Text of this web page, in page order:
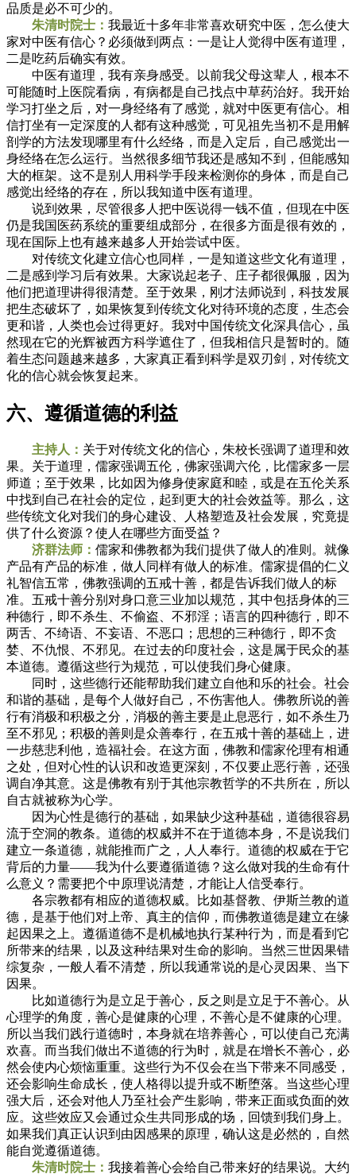
品质是必不可少的。
朱清时院士： 我最近十多年非常喜欢研究中医，怎么使大
家对中医有信心？必须做到两点：一是让人觉得中医有道理，
二是吃药后确实有效。
中医有道理，我有亲身感受。以前我父母这辈人，根本不
可能随时上医院看病，有病都是自己找点中草药治好。我开始
学习打坐之后，对一身经络有了感觉，就对中医更有信心。相
信打坐有一定深度的人都有这种感觉，可见祖先当初不是用解
剖学的方法发现哪里有什么经络，而是入定后，自己感觉出一
身经络在怎么运行。当然很多细节我还是感知不到，但能感知
大的框架。这不是别人用科学手段来检测你的身体，而是自己
感觉出经络的存在，所以我知道中医有道理。
说到效果，尽管很多人把中医说得一钱不值，但现在中医
仍是我国医药系统的重要组成部分，在很多方面是很有效的，
现在国际上也有越来越多人开始尝试中医。
对传统文化建立信心也同样，一是知道这些文化有道理，
二是感到学习后有效果。大家说起老子、庄子都很佩服，因为
他们把道理讲得很清楚。至于效果，刚才法师说到，科技发展
把生态破坏了，如果恢复到传统文化对待环境的态度，生态会
更和谐，人类也会过得更好。我对中国传统文化深具信心，虽
然现在它的光辉被西方科学遮住了，但我相信只是暂时的。随
着生态问题越来越多，大家真正看到科学是双刃剑，对传统文
化的信心就会恢复起来。
六、遵循道德的利益
主持人： 关于对传统文化的信心，朱校长强调了道理和效
果。关于道理，儒家强调五伦，佛家强调六伦，比儒家多一层
师道；至于效果，比如因为修身使家庭和睦，或是在五伦关系
中找到自己在社会的定位，起到更大的社会效益等。那么，这
些传统文化对我们的身心建设、人格塑造及社会发展，究竟提
供了什么资源？使人在哪些方面受益？
济群法师： 儒家和佛教都为我们提供了做人的准则。就像
产品有产品的标准，做人同样有做人的标准。儒家提倡的仁义
礼智信五常，佛教强调的五戒十善，都是告诉我们做人的标
准。五戒十善分别对身口意三业加以规范，其中包括身体的三
种德行，即不杀生、不偷盗、不邪淫；语言的四种德行，即不
两舌、不绮语、不妄语、不恶口；思想的三种德行，即不贪
婪、不仇恨、不邪见。在过去的印度社会，这是属于民众的基
本道德。遵循这些行为规范，可以使我们身心健康。
同时，这些德行还能帮助我们建立自他和乐的社会。社会
和谐的基础，是每个人做好自己，不伤害他人。佛教所说的善
行有消极和积极之分，消极的善主要是止息恶行，如不杀生乃
至不邪见；积极的善则是众善奉行，在五戒十善的基础上，进
一步慈悲利他，造福社会。在这方面，佛教和儒家伦理有相通
之处，但对心性的认识和改造更深刻，不仅要止恶行善，还强
调自净其意。这是佛教有别于其他宗教哲学的不共所在，所以
自古就被称为心学。
因为心性是德行的基础，如果缺少这种基础，道德很容易
流于空洞的教条。道德的权威并不在于道德本身，不是说我们
建立一条道德，就能推而广之，人人奉行。道德的权威在于它
背后的力量——我为什么要遵循道德？这么做对我的生命有什
么意义？需要把个中原理说清楚，才能让人信受奉行。
各宗教都有相应的道德权威。比如基督教、伊斯兰教的道
德，是基于他们对上帝、真主的信仰，而佛教道德是建立在缘
起因果之上。遵循道德不是机械地执行某种行为，而是看到它
所带来的结果，以及这种结果对生命的影响。当然三世因果错
综复杂，一般人看不清楚，所以我通常说的是心灵因果、当下
因果。
比如道德行为是立足于善心，反之则是立足于不善心。从
心理学的角度，善心是健康的心理，不善心是不健康的心理。
所以当我们践行道德时，本身就在培养善心，可以使自己充满
欢喜。而当我们做出不道德的行为时，就是在增长不善心，必
然会使内心烦恼重重。这些行为不仅会在当下带来不同感受，
还会影响生命成长，使人格得以提升或不断堕落。当这些心理
强大后，还会对他人乃至社会产生影响，带来正面或负面的效
应。这些效应又会通过众生共同形成的场，回馈到我们身上。
如果我们真正认识到由因感果的原理，确认这是必然的，自然
能自觉遵循道德。
朱清时院士： 我接着善心会给自己带来好的结果说。大约